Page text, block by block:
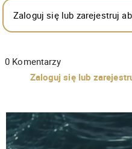
Zaloguj się lub zarejestruj
0 Komentarzy
Zaloguj się lub